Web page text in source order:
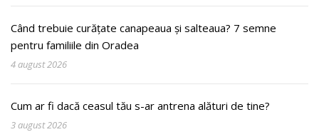
Când trebuie curățate canapeaua și salteaua? 7 semne
pentru familiile din Oradea
4 august 2026
Cum ar fi dacă ceasul tău s-ar antrena alături de tine?
3 august 2026